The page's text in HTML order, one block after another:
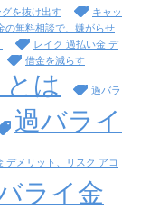
を抜け出す
キャッ
の無料相談で、嫌がらせ
レイク 過払い金 デ
借金を減らす
は 過バラ
過バライ
デメリット、リスク アコ
ライ金